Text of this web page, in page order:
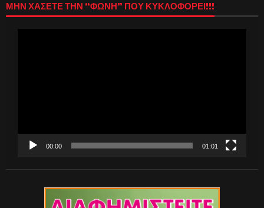
ΜΗΝ ΧΑΣΕΤΕ ΤΗΝ “ΦΩΝΗ” ΠΟΥ ΚΥΚΛΟΦΟΡΕΙ!!!
00:00 01:01